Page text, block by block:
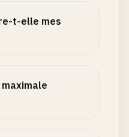
t-elle mes